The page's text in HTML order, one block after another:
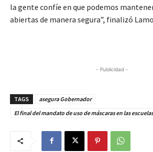
la gente confíe en que podemos
abiertas de manera segura”, finalizó
- Publicidad -
TAGS
asegura Gobernador
El final del mandato de uso de máscaras en las